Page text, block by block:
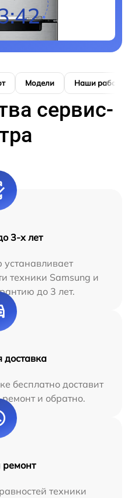
Модели Наши работы
сервис-
3-х лет
техники Samsung и
до 3 лет.
доставка
бесплатно доставит
и обратно.
техники